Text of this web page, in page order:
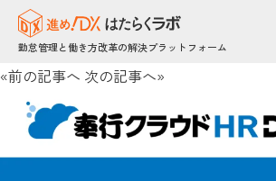
勤怠管理と働き方改革の解決プラットフォーム
10,000名以上の勤怠管理負担を解消！[[br]]
総合企業が[[br]]RocoTimeで達成した業務の
2025年6月25日 /
«前の記事へ 次の記事へ»